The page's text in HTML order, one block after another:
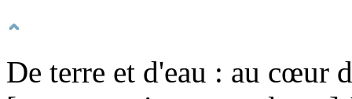
De terre et d'eau : au cœur